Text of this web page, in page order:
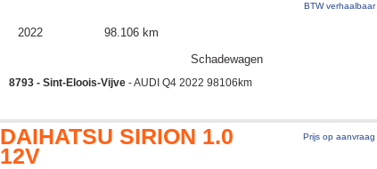
BTW verhaalbaar
2022
98.106 km
Schadewagen
8793 - Sint-Eloois-Vijve - AUDI Q4 2022 98106km
DAIHATSU SIRION 1.0
12V
Prijs op aanvraag